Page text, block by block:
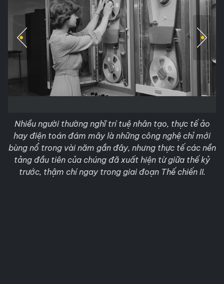
Nhiều người thường nghĩ trí tuệ nhân tạo, thực tế ảo
hay điện toán đám mây là những công nghệ chỉ mới
bùng nổ trong vài năm gần đây, nhưng thực tế các nền
tảng đầu tiên của chúng đã xuất hiện từ giữa thế kỷ
trước, thậm chí ngay trong giai đoạn Thế chiến II.